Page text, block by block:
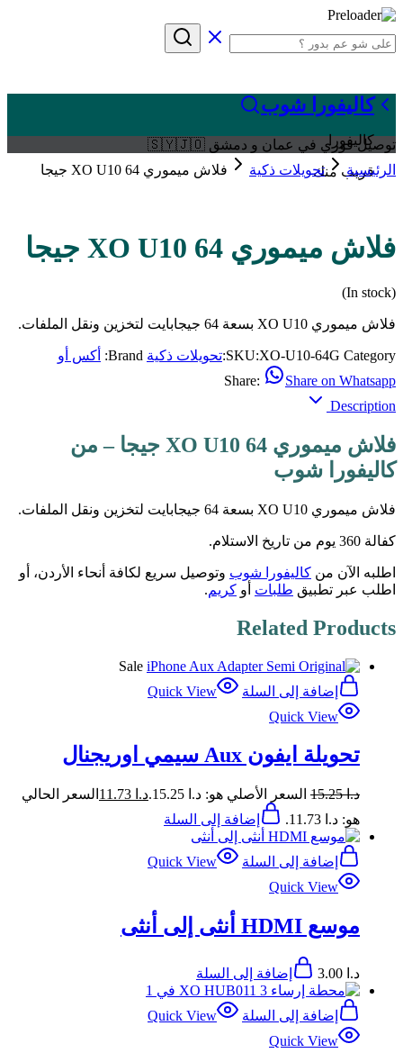
كاليفورا شوب
كاليفورا
قريب منك
توصيل فوري في عمان و دمشق 🇸🇾🇯🇴
الرئيسية
تحويلات ذكية فلاش ميموري XO U10 64 جيجا
فلاش ميموري XO U10 64 جيجا
(In stock)
فلاش ميموري XO U10 بسعة 64 جيجابايت لتخزين ونقل الملفات.
SKU:XO-U10-64G Category: تحويلات ذكية Brand:
أكس أو
Share:
Share on Whatsapp
Description
فلاش ميموري XO U10 64 جيجا – من
كاليفورا شوب
فلاش ميموري XO U10 بسعة 64 جيجابايت لتخزين ونقل الملفات.
كفالة 360 يوم من تاريخ الاستلام.
اطلبه الآن من كاليفورا شوب وتوصيل سريع لكافة أنحاء الأردن، أو
اطلب عبر تطبيق طلبات أو كريم.
Related Products
Sale
إضافة إلى السلة
Quick View
Quick View
تحويلة ايفون Aux سيمي اوريجنال
د.ا15.25 السعر الأصلي هو: د.ا 15.25. د.ا
السعر الحالي
هو: د.ا 11.73.
إضافة إلى السلة
إضافة إلى السلة
Quick View
Quick View
موسع HDMI أنثى إلى أنثى
د.ا إضافة إلى السلة
إضافة إلى السلة
Quick View
Quick View